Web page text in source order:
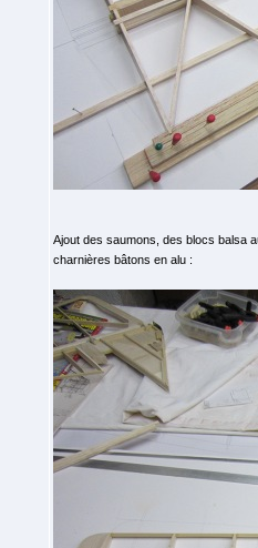
Ajout des saumons, des blocs balsa
charnières bâtons en alu :